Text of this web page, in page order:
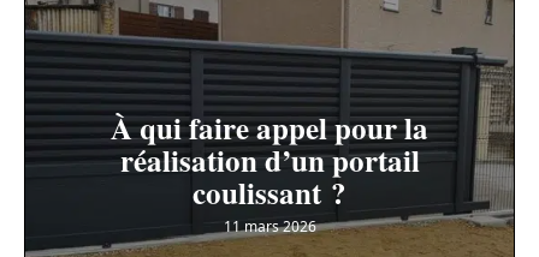
À qui faire appel pour la
réalisation d’un portail
coulissant ?
11 mars 2026